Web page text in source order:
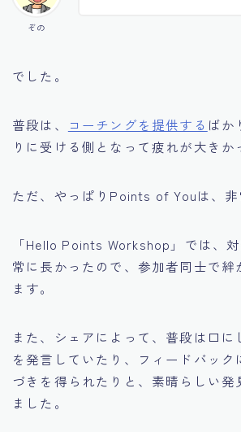
ぞの
でした。
普段は、 コーチングを提供する ばか
りに受ける側となって疲れが大きか
ただ、やっぱりPoints of Youは、非
「Hello Points Workshop」では、
常に長かったので、参加者同士で絆
ます。
また、シェアによって、普段は口に
を発言していたり、フィードバック
づきを得られたりと、素晴らしい発
ました。